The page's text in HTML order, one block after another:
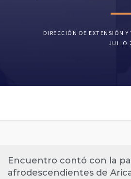
DIRECCIÓN DE EXTENSIÓN
JULIO
Encuentro contó con la
afrodescendientes de